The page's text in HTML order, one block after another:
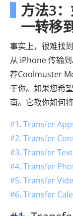
方法3
一转移
事实上，很难找
从 iPhone 传输
荐Coolmuster
于你。如果您希
南。它教你如何
#1. Transfer
#2. Transfer
#3. Transfer
#4. Transfer
#5. Transfer
#6. Transfer